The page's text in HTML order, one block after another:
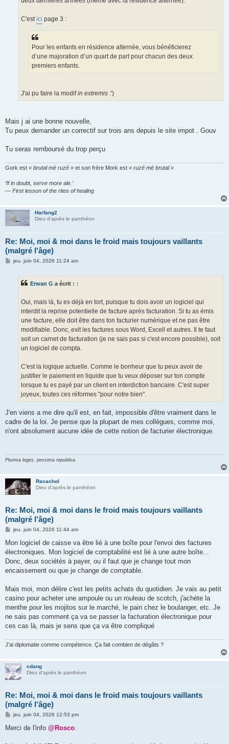
C'est ici page 3 :
Pour les enfants en résidence alternée, vous bénéficierez
d’une majoration d’un quart de part pour chacun des deux
premiers enfants.
J'ai pu faire la modifin extremis :')
Mais j ai une bonne nouvelle,
Tu peux demander un correctif sur trois ans depuis le site impot . Gouv
Tu seras remboursé du trop perçu
Gork est « brutal mè ruzé » et son frère Mork est « ruzé mè brutal »
‘If in doubt, serve more ale.’
— First lesson of the rites of healing
Harfang2
Dieu d'après le panthéon
Re: Moi, moi & moi dans le froid mais toujours vaillants
(malgré l'âge)
Mjeu. juin 04, 2026 11:24 am
Erwan G a écrit : ↑
Oui, mais là, tu es déjà en tort, puisque tu dois avoir un logiciel qui
interdit la reprise potentielle de facture après facturation. Si tu as émis
une facture, elle doit être dans ton facturier numérique et ne pas être
modifiable. Donc, exit les factures sous Word, Excell et autres. Il te faut
soit un carnet de facturation (je ne sais pas si c'est encore possible), soit
un logiciel de compta.
C'est la logique actuelle. Comme le bonheur que tu peux avoir de
justifier le paiement en liquide que tu veux déposer sur ton compte
lorsque tu es payé par un client en interdiction bancaire. C'est super
joyeux, toutes ces réformes "pour notre bien".
J'en viens a me dire qu'il est, en fait, impossible d'être vraiment dans le
cadre de la loi. Je pense que la plupart de mes collègues, comme moi,
n'ont absolument aucune idée de cette notion de facturier électronique.
Plurima leges, pessima republica
Ravachol
Dieu d'après le panthéon
Re: Moi, moi & moi dans le froid mais toujours vaillants
(malgré l'âge)
M
s
a
g
jeu. juin 04, 2026 11:44 am
Mon logiciel de caisse va être lié à une boîte pour l'envoi des factures
électroniques. Mon logiciel de comptabilité est lié à une autre boîte...
Donc, deux sociétés à payer, ou il faut que je change tout mon
encaissement ou que je change de comptable.
Mais moi, mon délire c'est les petits achats du quotidien. Je vais au petit
casino pour acheter une ampoule ou un rouleau de scotch, j'achète la
menthe pour les mojitos sur le marché, le pain chez le boulanger, etc. Je
ne sais pas comment ça va se passer la facturation électronique pour
ces cas là, mais je sens que ça va être compliqué
J'ai diplomatie comme compétence. Ça fait combien de dégâts ?
cdang
Dieu d'après le panthéon
Re: Moi, moi & moi dans le froid mais toujours vaillants
(malgré l'âge)
M
s
jeu. juin 04, 2026 12:53 pm
Merci de l'info @Rosco